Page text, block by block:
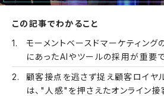
この記事でわかること
モーメントベースドマーケティング
にあったAIやツールの採用が重要
顧客接点を逃さず捉え顧客ロイヤ
は、"人感"を押さえたオンライン